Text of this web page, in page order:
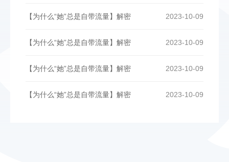
2023-10-09
【为什么“她”总是自带流量】解密
2023-10-09
【为什么“她”总是自带流量】解密
2023-10-09
【为什么“她”总是自带流量】解密
2023-10-09
【为什么“她”总是自带流量】解密